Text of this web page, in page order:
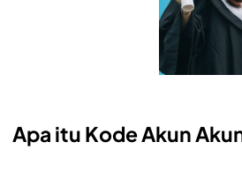
Apa itu Kode Akun